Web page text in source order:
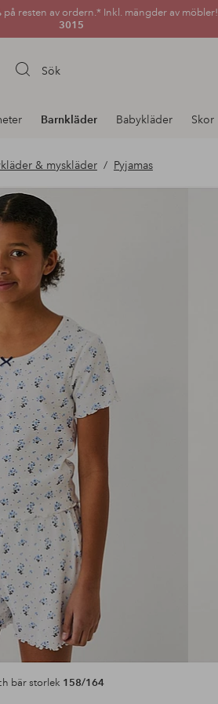
på resten av ordern.* Inkl. mängder av möbler!
3015
Sök
Barnkläder Babykläder Skor
& myskläder Pyjamas
bär storlek 158/164